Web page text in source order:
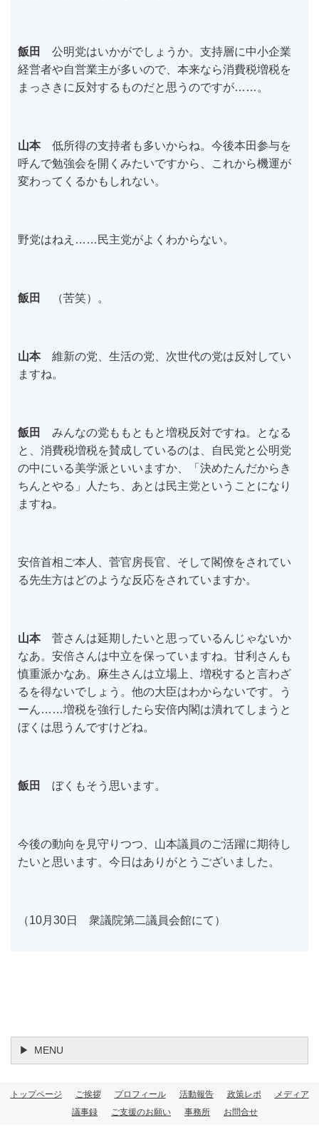
飯田
公明党はいかがでしょうか。支持層に中小企業
経営者や自営業主が多いので、本来なら消費税増税を
まっさきに反対するものだと思うのですが……。
山本低所得の支持者も多いからね。今後本田参与を
呼んで勉強会を開くみたいですから、これから機運が
変わってくるかもしれない。
野党はねえ……民主党がよくわからない。
飯田 （苦笑）。
山本維新の党、生活の党、次世代の党は反対してい
ますね。
飯田
みんなの党ももともと増税反対ですね。となる
と、消費税増税を賛成しているのは、自民党と公明党
の中にいる美学派といいますか、「決めたんだからき
ちんとやる」人たち、あとは民主党ということになり
ますね。
安倍首相ご本人、菅官房長官、そして閣僚をされてい
る先生方はどのような反応をされていますか。
山本菅さんは延期したいと思っているんじゃないか
なあ。安倍さんは中立を保っていますね。甘利さんも
慎重派かなあ。麻生さんは立場上、増税すると言わざ
るを得ないでしょう。他の大臣はわからないです。う
ーん……増税を強行したら安倍内閣は潰れてしまうと
ぼくは思うんですけどね。
飯田 ぼくもそう思います。
今後の動向を見守りつつ、山本議員のご活躍に期待し
たいと思います。今日はありがとうございました。
（10月30日 衆議院第二議員会館にて）
MENU
トップページ ご挨拶 プロフィール 活動報告 政策レポ
メディア
議事録
ご支援のお願い 事務所 お問合せ